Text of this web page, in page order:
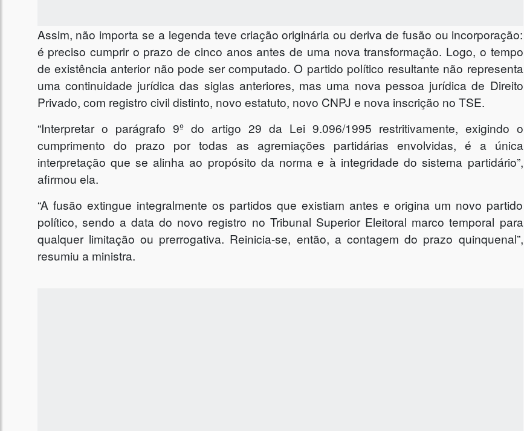
Assim, não importa se a legenda teve criação originária ou deriva de fusão ou incorporação:
é preciso cumprir o prazo de cinco anos antes de uma nova transformação. Logo, o tempo
de existência anterior não pode ser computado. O partido político resultante não representa
uma continuidade jurídica das siglas anteriores, mas uma nova pessoa jurídica de Direito
Privado, com registro civil distinto, novo estatuto, novo CNPJ e nova inscrição no TSE.
“Interpretar o parágrafo 9º do artigo 29 da Lei 9.096/1995 restritivamente, exigindo o
cumprimento do prazo por todas as agremiações partidárias envolvidas, é a única
interpretação que se alinha ao propósito da norma e à integridade do sistema partidário”,
afirmou ela.
“A fusão extingue integralmente os partidos que existiam antes e origina um novo partido
político, sendo a data do novo registro no Tribunal Superior Eleitoral marco temporal para
qualquer limitação ou prerrogativa. Reinicia-se, então, a contagem do prazo quinquenal”,
resumiu a ministra.